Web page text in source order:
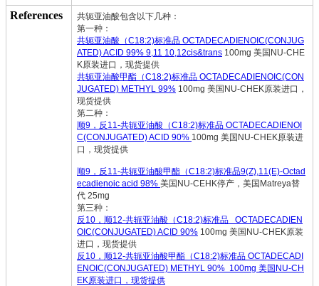
References
共轭亚油酸包含以下几种：
第一种：
共轭亚油酸（C18:2)标准品 OCTADECADIENOIC(CONJUG
ATED) ACID 99% 9,11 10,12cis&trans 100mg 美国NU-CHE
K原装进口，现货提供
共轭亚油酸甲酯（C18:2)标准品 OCTADECADIENOIC(CON
JUGATED) METHYL 99% 100mg 美国NU-CHEK原装进口，
现货提供
第二种：
顺9，反11-共轭亚油酸（C18:2)标准品 OCTADECADIENOI
C(CONJUGATED) ACID 90% 100mg 美国NU-CHEK原装进
口，现货提供
顺9，反11-共轭亚油酸甲酯（C18:2)标准品9(Z),11(E)-Octad
ecadienoic acid 98% 美国NU-CEHK停产，美国Matreya替
代 25mg
第三种：
反10，顺12-共轭亚油酸（C18:2)标准品 OCTADECADIEN
OIC(CONJUGATED) ACID 90% 100mg 美国NU-CHEK原装
进口，现货提供
反10，顺12-共轭亚油酸甲酯（C18:2)标准品 OCTADECADI
ENOIC(CONJUGATED) METHYL 90% 100mg 美国NU-CH
EK原装进口，现货提供